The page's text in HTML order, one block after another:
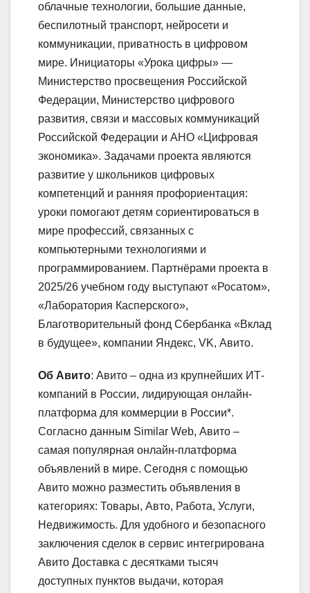
облачные технологии, большие данные,
беспилотный транспорт, нейросети и
коммуникации, приватность в цифровом
мире. Инициаторы «Урока цифры» —
Министерство просвещения Российской
Федерации, Министерство цифрового
развития, связи и массовых коммуникаций
Российской Федерации и АНО «Цифровая
экономика». Задачами проекта являются
развитие у школьников цифровых
компетенций и ранняя профориентация:
уроки помогают детям сориентироваться в
мире профессий, связанных с
компьютерными технологиями и
программированием. Партнёрами проекта в
2025/26 учебном году выступают «Росатом»,
«Лаборатория Касперского»,
Благотворительный фонд Сбербанка «Вклад
в будущее», компании Яндекс, VK, Авито.
Об Авито: Авито – одна из крупнейших ИТ-
компаний в России, лидирующая онлайн-
платформа для коммерции в России*.
Согласно данным Similar Web, Авито –
самая популярная онлайн-платформа
объявлений в мире. Сегодня с помощью
Авито можно разместить объявления в
категориях: Товары, Авто, Работа, Услуги,
Недвижимость. Для удобного и безопасного
заключения сделок в сервис интегрирована
Авито Доставка с десятками тысяч
доступных пунктов выдачи, которая